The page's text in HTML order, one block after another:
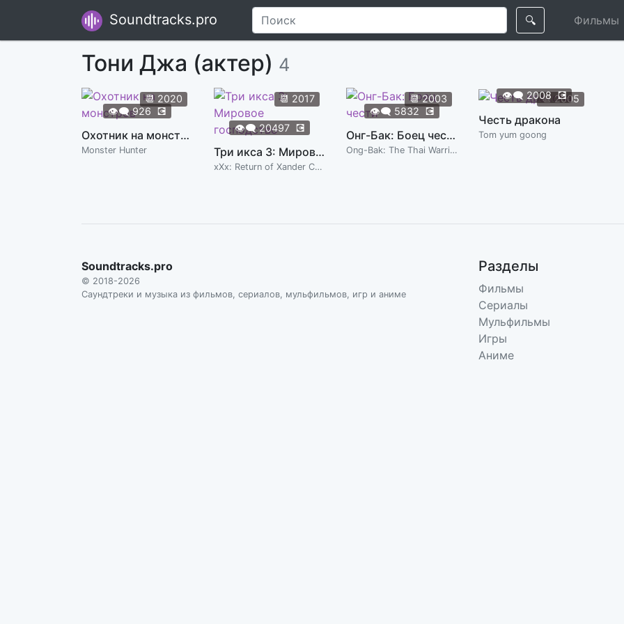
Soundtracks.pro 🔍 Фильмы
Тони Джа (актер) 4
📆2020
👁️‍🗨️926 💽
Охотник на монстров
Monster Hunter
📆 2017
👁️‍🗨️20497 💽
Три икса 3: Мировое господство
xXx: Return of Xander Cage
📆2003
👁️‍🗨️ 5832 💽
Онг-Бак: Боец чести
Ong-Bak: The Thai Warrior
📆 2005
👁️‍🗨️ 2008 💽
Честь дракона
Tom yum goong
Soundtracks.pro
© 2018-2026
Саундтреки и музыка из фильмов, сериалов, мульфильмов, игр и аниме
Разделы
Фильмы
Сериалы
Мульфильмы
Игры
Аниме